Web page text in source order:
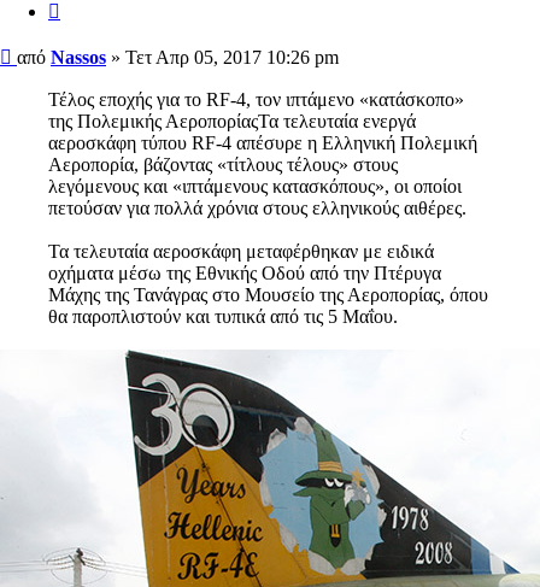
Δημοσίευση
από Nassos » Τετ Απρ 05, 2017 10:26 pm
Τέλος εποχής για το RF-4, τον ιπτάμενο «κατάσκοπο»
της Πολεμικής ΑεροπορίαςΤα τελευταία ενεργά
αεροσκάφη τύπου RF-4 απέσυρε η Ελληνική Πολεμική
Αεροπορία, βάζοντας «τίτλους τέλους» στους
λεγόμενους και «ιπτάμενους κατασκόπους», οι οποίοι
πετούσαν για πολλά χρόνια στους ελληνικούς αιθέρες.
Τα τελευταία αεροσκάφη μεταφέρθηκαν με ειδικά
οχήματα μέσω της Εθνικής Οδού από την Πτέρυγα
Μάχης της Τανάγρας στο Μουσείο της Αεροπορίας, όπου
θα παροπλιστούν και τυπικά από τις 5 Μαΐου.
Το RF-4E αποτελεί παραλλαγή του μαχητικού F-4E και
διαφοροποιείται από αυτό ως προς τις φωτομηχανές που
φέρει στο ρύγχος με δυνατότητα παρατήρησης προς τα
πλάγια και προς τα πίσω. Από τις τέσσερις διαφορετικού
τύπου κάμερες που μπορούν να μεταφερθούν σίγουρα τις
πιο εντυπωσιακές δυνατότητες έχει η κάμερα τύπου
LOROP KS-127A, η οποία έχει τη δυνατότητα λήψης
φωτογραφιών από ύψος 35.000 ποδιών. Διατίθεται επίσης
και το σύστημα αναγνώρισης υπερύθρων AAD-5, το
οποίο μπορεί να χρησιμοποιηθεί μέρα και νύχτα.